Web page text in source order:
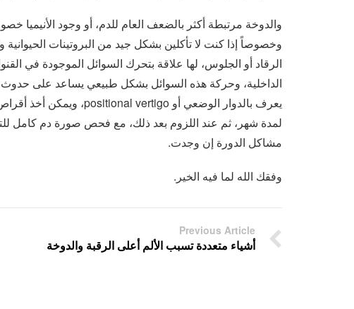
والدوخة مرتبطة أكثر بالضعف العام للدم، أو وجود الأنيميا
وخصوصاً إذا كنت لا تأكلين بشكل جيد من البروتينات
الرقاد أو الجلوس، لها علاقة بتحرك السوائل الموجودة في
الداخلية، وحركة هذه السوائل بشكل طبيعي يساعد على حدوث
لمدة شهر، ثم عند اللزوم بعد ذلك، مع فحص صورة دم كامل
مشاكل الدورة إن وجدت.
وفقك الله لما فيه الخير.
Previous Article
أشياء متعددة تسبب الألم أعلى الرقبة والدوخة